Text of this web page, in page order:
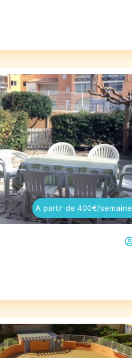
A partir de 400€/semaine